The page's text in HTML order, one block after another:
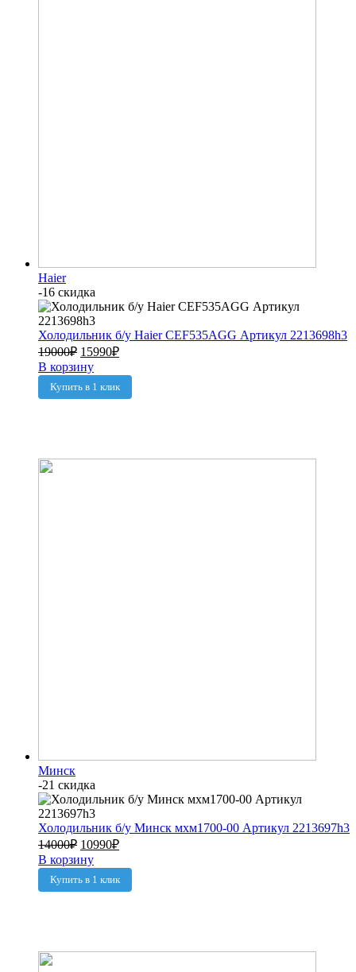
Haier
-16 скидка
Холодильник б/у Haier CEF535AGG Артикул 2213698h3
19000₽ 15990₽
В корзину
Купить в 1 клик
Минск
-21 скидка
Холодильник б/у Минск мхм1700-00 Артикул 2213697h3
14000₽ 10990₽
В корзину
Купить в 1 клик